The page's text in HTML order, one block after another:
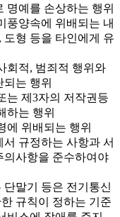
명예를 손상하는 행위
풍양속에 위배되는 내
도형 등을 타인에게 유
회적, 범죄적 행위와
는 행위
는 제3자의 저작권등
하는 행위
에 위배되는 행위
규정하는 사항과 서
의사항을 준수하여야
말기 등은 전기통신
규칙이 정하는 기준